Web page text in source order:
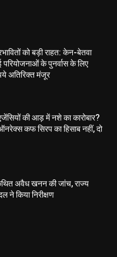
को बड़ी राहत: केन-बेतवा
के पुनर्वास के लिए
अतिरिक्त मंजूर
की आड़ में नशे का कारोबार?
कफ सिरप का हिसाब नहीं, दो
अवैध खनन की जांच, राज्य
ने किया निरीक्षण